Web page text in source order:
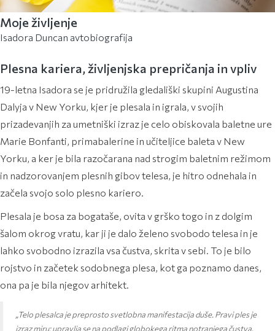
Moje življenje
Isadora Duncan avtobiografija
Plesna kariera, življenjska prepričanja in vpliv
19-letna Isadora se je pridružila gledališki skupini Augustina
Dalyja v New Yorku, kjer je plesala in igrala, v svojih
prizadevanjih za umetniški izraz je celo obiskovala baletne ure
Marie Bonfanti, primabalerine in učiteljice baleta v New
Yorku, a ker je bila razočarana nad strogim baletnim režimom
in nadzorovanjem plesnih gibov telesa, je hitro odnehala in
začela svojo solo plesno kariero.
Plesala je bosa za bogataše, ovita v grško togo in z dolgim
šalom okrog vratu, kar ji je dalo želeno svobodo telesa in je
lahko svobodno izrazila vsa čustva, skrita v sebi. To je bilo
rojstvo in začetek sodobnega plesa, kot ga poznamo danes,
ona pa je bila njegov arhitekt.
„Telo plesalca je preprosto svetlobna manifestacija duše. Pravi ples je
izraz miru; upravlja se na podlagi globokega ritma notranjega čustva.